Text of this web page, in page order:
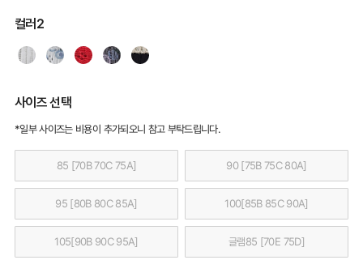
컬러2
사이즈 선택
*일부 사이즈는 비용이 추가되오니 참고 부탁드립니다.
85 [70B 70C 75A] 90 [75B 75C 80A]
95 [80B 80C 85A] 100[85B 85C 90A]
105[90B 90C 95A] 글램85 [70E 75D]